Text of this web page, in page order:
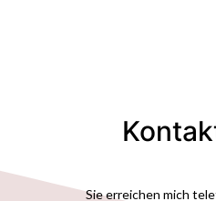
Sie erreichen mich